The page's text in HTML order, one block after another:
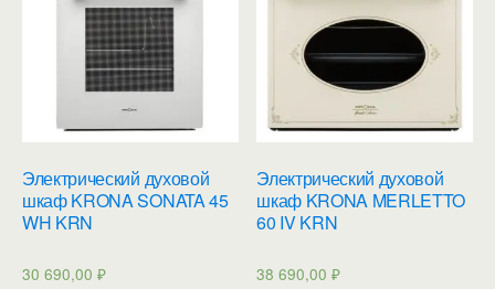
Электрический духовой
шкаф KRONA SONATA 45
WH KRN
30 690,00 ₽
Электрический духовой
шкаф KRONA MERLETTO
60 IV KRN
38 690,00₽